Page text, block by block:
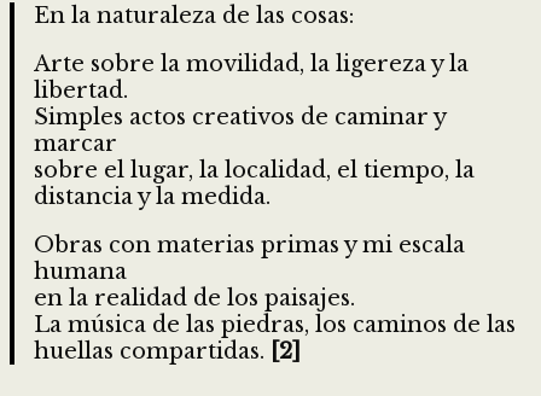
En la naturaleza de las cosas:
Arte sobre la movilidad, la ligereza y la
libertad.
Simples actos creativos de caminar y
marcar
sobre el lugar, la localidad, el tiempo, la
distancia y la medida.
Obras con materias primas y mi escala
humana
en la realidad de los paisajes.
La música de las piedras, los caminos de las
huellas compartidas.
[2]